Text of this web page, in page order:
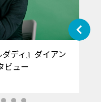
ダディ』ダイアン
ンタビュー